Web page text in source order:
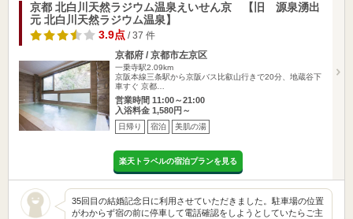
京都 北白川天然ラジウム温泉えいせん京 【旧 源泉湧出
元 北白川天然ラジウム温泉】
3.9点 / 37 件
京都府 / 京都市左京区
一乗寺駅2.09km
京阪本線三条駅から京阪バス比叡山行きで20分、地蔵谷下
車すぐ 京都…
営業時間 11:00～21:00
入浴料金 1,580円～
日帰り 宿泊 美肌の湯
楽天トラベルの宿泊プランを見る
35回目の結婚記念日に利用させていただきました。駐車場の位置
がわからず宿の前に停車して電話確認をしようとしていたらご主